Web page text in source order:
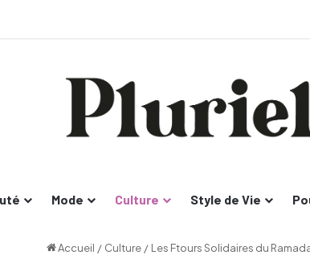
Mode Culture Style de Vie
Accueil / Culture / Les Ftours Solidaires du